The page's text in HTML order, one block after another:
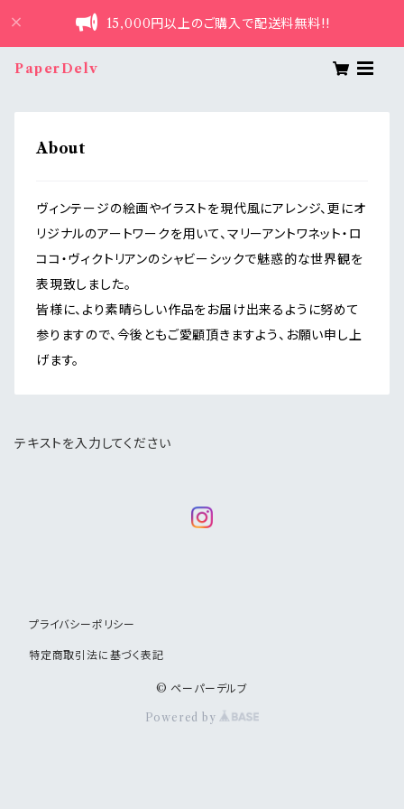
15,000円以上のご購入で配送料無料!!
PaperDelv
About
ヴィンテージの絵画やイラストを現代風にアレンジ、更にオ
リジナルのアートワークを用いて、マリーアントワネット・ロ
ココ・ヴィクトリアンのシャビーシックで魅惑的な世界観を
表現致しました。
皆様に、より素晴らしい作品をお届け出来るように努めて
参りますので、今後ともご愛顧頂きますよう、お願い申し上
げます。
テキストを入力してください
プライバシーポリシー
特定商取引法に基づく表記
© ペーパーデルブ
Powered by